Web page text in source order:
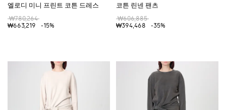
엘로디 미니 프린트 코튼 드레스
₩780,264
₩663,219
-15%
코튼 린넨 팬츠
₩606,885
₩394,468
-35%